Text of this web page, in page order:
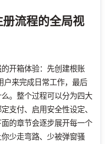
册流程的全局视
开箱体验：先创建根账
户来完成日常工作，最后
。整个过程可以分为四大
支付、启用安全性设定、
的章节会逐步展开每一个
少走弯路、少被弹窗骚